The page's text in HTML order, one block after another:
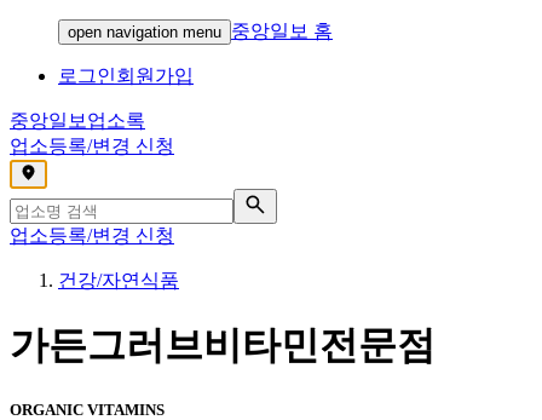
open navigation menu 중앙일보 홈
로그인회원가입
중앙일보 업소록
업소등록/변경 신청
,
업소등록/변경 신청
건강/자연식품
가든그러브비타민전문점
ORGANIC VITAMINS